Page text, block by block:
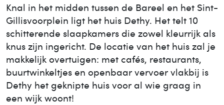
Knal in het midden tussen de Bareel en het Sint-
Gillisvoorplein ligt het huis Dethy. Het telt 10
schitterende slaapkamers die zowel kleurrijk als
knus zijn ingericht. De locatie van het huis zal je
makkelijk overtuigen: met cafés, restaurants,
buurtwinkeltjes en openbaar vervoer vlakbij is
Dethy het geknipte huis voor al wie graag in
een wijk woont!